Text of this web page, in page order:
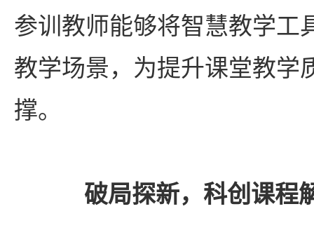
参训教师能够将智慧教学工
教学场景，为提升课堂教学
撑。
破局探新，科创课程